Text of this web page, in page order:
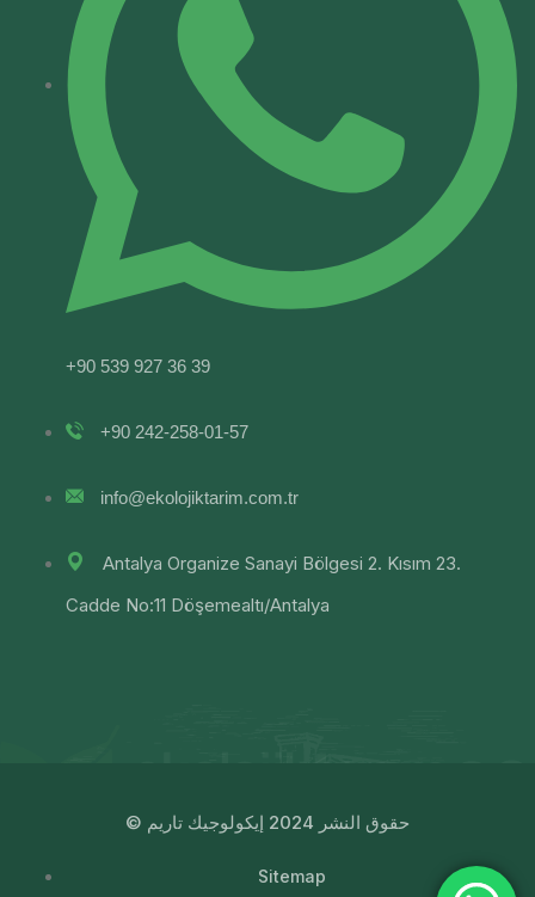
+90 539 927 36 39
+90 242-258-01-57
info@ekolojiktarim.com.tr
Antalya Organize Sanayi Bölgesi 2. Kısım 23.
Cadde No:11 Döşemealtı/Antalya
© حقوق النشر 2024 إيكولوجيك تاريم
Sitemap